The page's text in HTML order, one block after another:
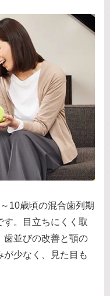
10歳頃の混合歯列期
す。目立ちにくく取
歯並びの改善と顎の
が少なく、見た目も